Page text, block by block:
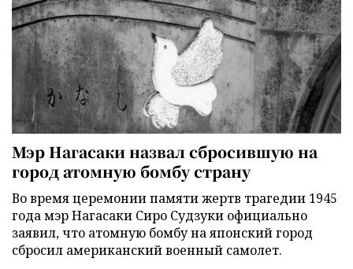
Мэр Нагасаки назвал сбросившую на
город атомную бомбу страну
Во время церемонии памяти жертв трагедии 1945
года мэр Нагасаки Сиро Судзуки официально
заявил, что атомную бомбу на японский город
сбросил американский военный самолет.